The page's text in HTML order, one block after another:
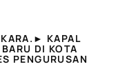
KAPAL
DI KOTA
PENGURUSAN